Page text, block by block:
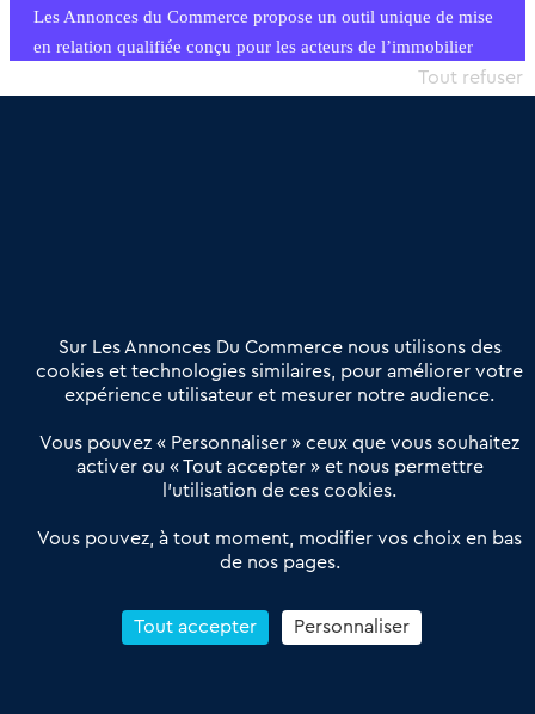
Les Annonces du Commerce propose un outil unique de mise
en relation qualifiée conçu pour les acteurs de l’immobilier
commercial et les collectivités territoriales, simple et intégrant
Offres Pro
Actualités
Qui sommes nous ?
Derniers articles
Réseau 3C : un partenaire national dédié aux transactions
Petitscommerces : Un partenariat au service du commerce de
proximité et des territoires
Reprendre un Restaurant Rapide
Sur Les Annonces Du Commerce nous utilisons des
cookies et technologies similaires, pour améliorer votre
expérience utilisateur et mesurer notre audience.
Vous pouvez « Personnaliser » ceux que vous souhaitez
activer ou « Tout accepter » et nous permettre
l’utilisation de ces cookies.
Vous pouvez, à tout moment, modifier vos choix en bas
de nos pages.
Tout accepter
Tout refuser
Personnaliser